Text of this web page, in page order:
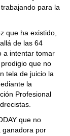
para la
que ha existido,
de las 64
a intentar tomar
que no
tela de juicio la
la
Profesional
que no
ganadora por